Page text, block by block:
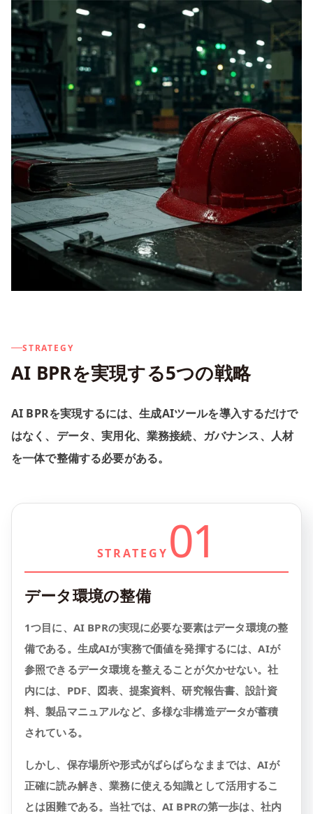
STRATEGY
AI BPRを実現する5つの戦略
AI BPRを実現するには、生成AIツールを導入するだけで
はなく、データ、実用化、業務接続、ガバナンス、人材
を一体で整備する必要がある。
STRATEGY 01
データ環境の整備
1つ目に、AI BPRの実現に必要な要素はデータ環境の整
備である。生成AIが実務で価値を発揮するには、AIが
参照できるデータ環境を整えることが欠かせない。社
内には、PDF、図表、提案資料、研究報告書、設計資
料、製品マニュアルなど、多様な非構造データが蓄積
されている。
しかし、保存場所や形式がばらばらなままでは、AIが
正確に読み解き、業務に使える知識として活用するこ
とは困難である。当社では、AI BPRの第一歩は、社内